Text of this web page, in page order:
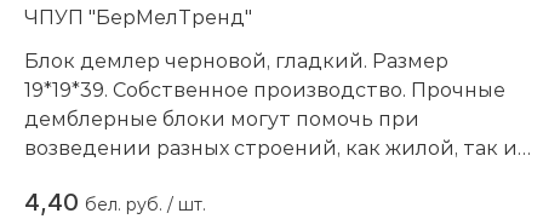
ЧПУП "БерМелТренд"
Блок демлер черновой, гладкий. Размер
19*19*39. Собственное производство. Прочные
демблерные блоки могут помочь при
возведении разных строений, как жилой, так и
свойствам это строительный материал может
4,40 бел. руб. / шт.